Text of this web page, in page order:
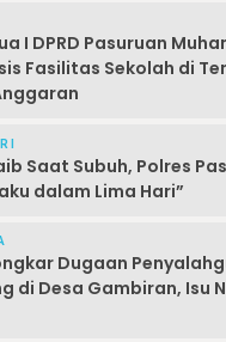
I DPRD Pasuruan
Fasilitas Sekolah di
Saat Subuh, Polres
dalam Lima Hari”
Dugaan
di Desa Gambiran, Isu